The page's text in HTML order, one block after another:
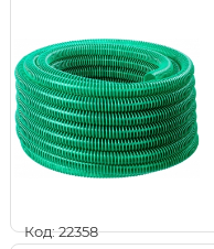
Код: 22358